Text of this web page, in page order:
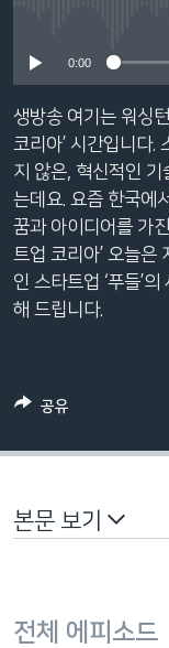
이
션
이
검
로
등
0:00
생방송 여기는 워싱
코리아’ 시간입니다.
지 않은, 혁신적인
는데요. 요즘 한국에
꿈과 아이디어를 가
트업 코리아’ 오늘은
인 스타트업 ‘푸들’
해 드립니다.
공유
본문 보기
전체 에피소드